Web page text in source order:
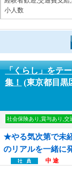
小人数
「くらし」をテ
集！ (東京都目黒
社会保険あり,賞与あり,交
★やる気次第で未
のリアルを一緒に
中 途